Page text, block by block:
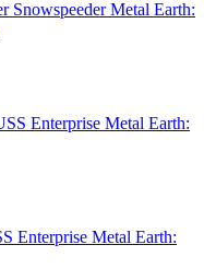
Metal Earth:
Metal Earth:
Metal Earth: